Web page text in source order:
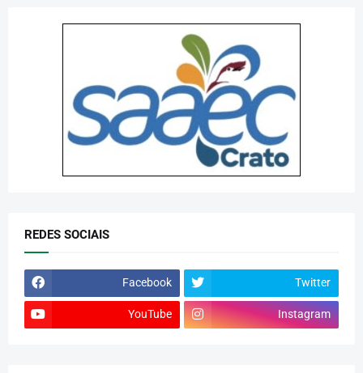
REDES SOCIAIS
Facebook Twitter
YouTube Instagram